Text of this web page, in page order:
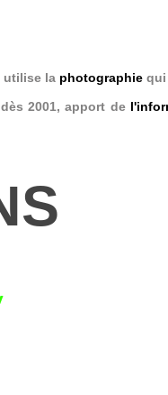
utilise la photographie qui
2001, apport de